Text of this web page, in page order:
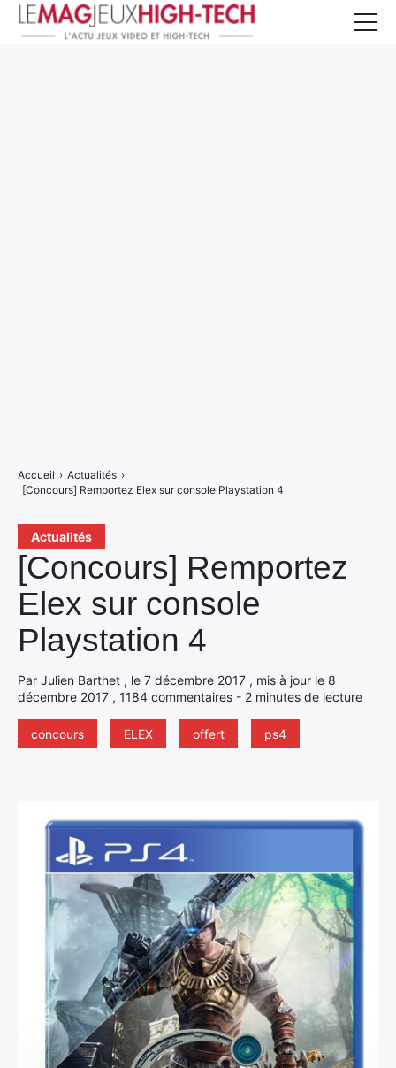
Actualités
[Concours] Remportez
Elex sur console
Playstation 4
Par Julien Barthet , le 7 décembre 2017 , mis à jour le 8
décembre 2017 , 1184 commentaires - 2 minutes de lecture
concours ELEX offert ps4
Accueil › Actualités ›
[Concours] Remportez Elex sur console Playstation 4